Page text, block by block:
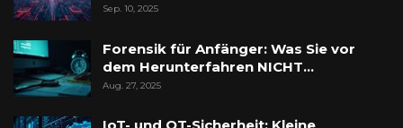
Sep. 10, 2025
Forensik für Anfänger: Was Sie vor
dem Herunterfahren NICHT…
Aug. 27, 2025